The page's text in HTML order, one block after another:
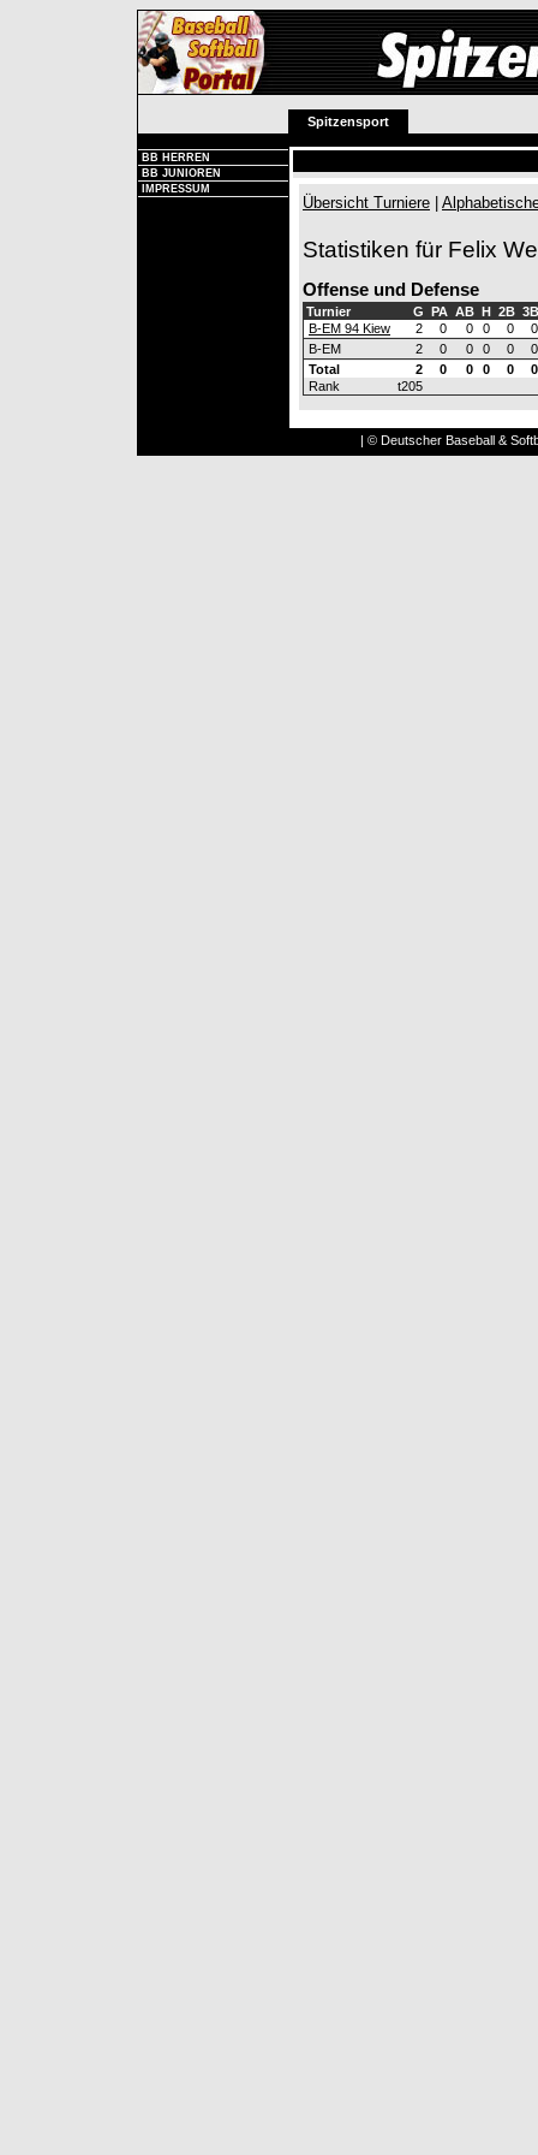
Spitzensport
BB HERREN
BB JUNIOREN
IMPRESSUM
Übersicht Turniere
Statistiken für Felix
Offense und Defense
Turnier G PA AB H 2B 3B
B-EM 94 Kiew
2 0 0 0 0
0
B-EM
2 0 0 0 0
0
Total
2 0 0 0 0
0
Rank
t205
| © Deutscher Baseball &